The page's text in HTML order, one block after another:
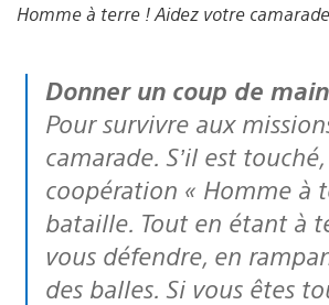
Homme à terre ! Aidez votre
Donner un coup de main
Pour survivre aux
camarade. S’il est
coopération « Homme à
bataille. Tout en étant à
vous défendre, en
des balles. Si vous êtes